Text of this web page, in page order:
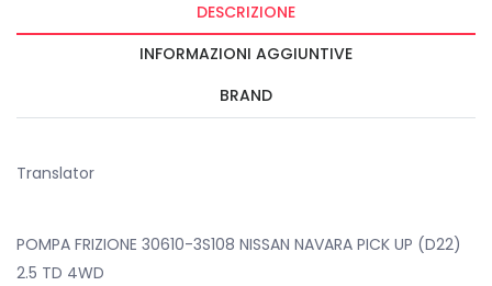
DESCRIZIONE
INFORMAZIONI AGGIUNTIVE
BRAND
Translator
POMPA FRIZIONE 30610-3S108 NISSAN NAVARA PICK UP (D22)
2.5 TD 4WD